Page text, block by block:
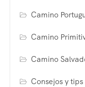
Camino
Camino
Camino
Consejos y tips